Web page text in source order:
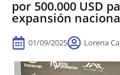
por 500.000 USD
expansión
01/09/2025 Lorena